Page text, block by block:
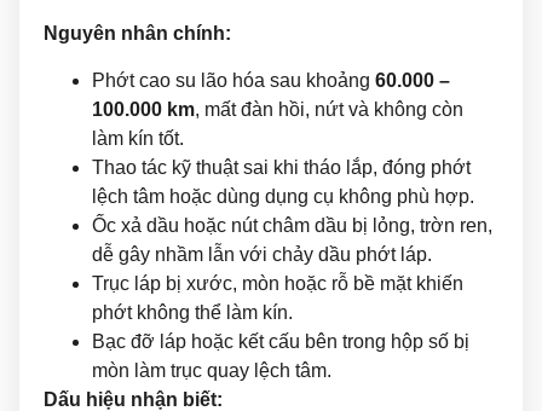
Nguyên nhân chính:
Phớt cao su lão hóa sau khoảng 60.000 –
100.000 km, mất đàn hồi, nứt và không còn
làm kín tốt.
Thao tác kỹ thuật sai khi tháo lắp, đóng phớt
lệch tâm hoặc dùng dụng cụ không phù hợp.
Ốc xả dầu hoặc nút châm dầu bị lỏng, trờn ren,
dễ gây nhầm lẫn với chảy dầu phớt láp.
Trục láp bị xước, mòn hoặc rỗ bề mặt khiến
phớt không thể làm kín.
Bạc đỡ láp hoặc kết cấu bên trong hộp số bị
mòn làm trục quay lệch tâm.
Dấu hiệu nhận biết: